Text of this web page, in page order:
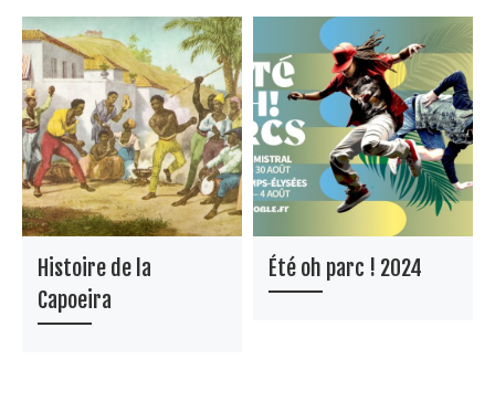
Histoire de la
Capoeira
Été oh parc ! 2024